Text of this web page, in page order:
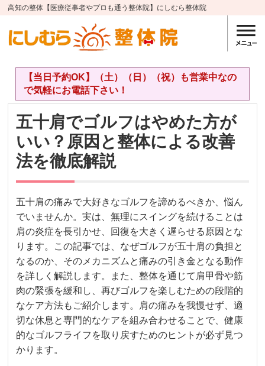
高知の整体【医療従事者やプロも通う整体院】にしむら整体院
【当日予約OK】（土）（日）（祝）も営業中なの
で気軽にお電話下さい！
五十肩でゴルフはやめた方が
いい？原因と整体による改善
法を徹底解説
五十肩の痛みで大好きなゴルフを諦めるべきか、悩ん
でいませんか。実は、無理にスイングを続けることは
肩の炎症を長引かせ、回復を大きく遅らせる原因とな
ります。この記事では、なぜゴルフが五十肩の負担と
なるのか、そのメカニズムと痛みの引き金となる動作
を詳しく解説します。また、整体を通じて肩甲骨や筋
肉の緊張を緩和し、再びゴルフを楽しむための段階的
なケア方法もご紹介します。肩の痛みを我慢せず、適
切な休息と専門的なケアを組み合わせることで、健康
的なゴルフライフを取り戻すためのヒントが必ず見つ
かります。